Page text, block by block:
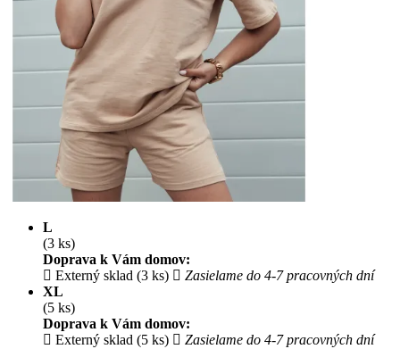
L
(3 ks)
Doprava k Vám domov:
Externý sklad (3 ks)
Zasielame do 4-7 pracovných dní
XL
(5 ks)
Doprava k Vám domov:
Externý sklad (5 ks)
Zasielame do 4-7 pracovných dní